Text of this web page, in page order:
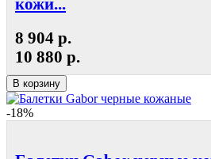
8 904 р.
10 880 р.
В корзину
-18%